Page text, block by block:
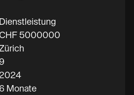
Dienstleistung
5000000
Monate